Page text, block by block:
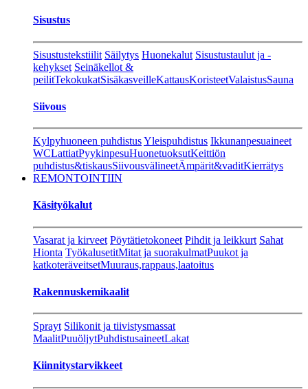
Sisustus
Sisustustekstiilit Säilytys Huonekalut Sisustustaulut ja -
kehykset Seinäkellot &
peilitTekokukatSisäkasveilleKattausKoristeetValaistusSauna
Siivous
Kylpyhuoneen puhdistusYleispuhdistus Ikkunanpesuaineet
WCLattiatPyykinpesuHuonetuoksutKeittiön
puhdistus&tiskausSiivousvälineetÄmpärit&vaditKierrätys
REMONTOINTIIN
Käsityökalut
Vasarat ja kirveet Pöytätietokoneet Pihdit ja leikkurt Sahat
Hionta TyökalusetitMitat ja suorakulmatPuukot ja
katkoteräveitsetMuuraus,rappaus,laatoitus
Rakennuskemikaalit
Sprayt Silikonit ja tiivistysmassat
MaalitPuuöljytPuhdistusaineetLakat
Kiinnitystarvikkeet